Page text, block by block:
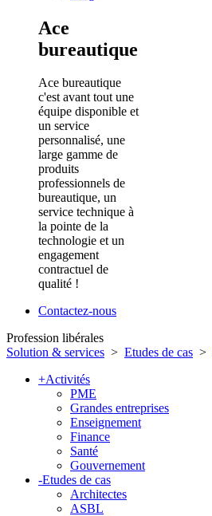
Ace
bureautique
Ace bureautique
c'est avant tout une
équipe disponible et
un service
personnalisé, une
large gamme de
produits
professionnels de
bureautique, un
service technique à
la pointe de la
technologie et un
engagement
contractuel de
qualité !
Contactez-nous
Profession libérales
Solution & services > Etudes de cas >
+Activités
PME
Grandes entreprises
Enseignement
Finance
Santé
Gouvernement
-Etudes de cas
Architectes
ASBL